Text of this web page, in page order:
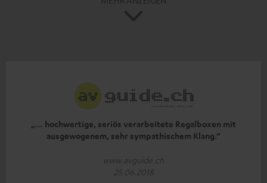
„… hochwertige, seriös verarbeitete Regalboxen mit
ausgewogenem, sehr sympathischem Klang.“
www.avguide.ch
25.06.2018